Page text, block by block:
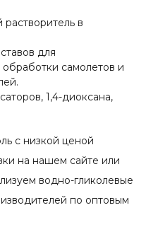
в
для
самолетов и
1,4-диоксана,
с низкой ценой
на нашем сайте или
водно-гликолевые
по оптовым